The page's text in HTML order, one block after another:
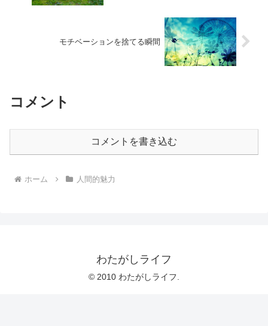
モチベーションを捨てる瞬間
コメント
コメントを書き込む
ホーム 人間的魅力
わたがしライフ
© 2010 わたがしライフ.